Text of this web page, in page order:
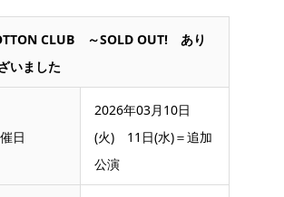
CLUB
～SOLD OUT! あり
いました
日
2026年03月10日
(火) 11日(水)＝追加
公演